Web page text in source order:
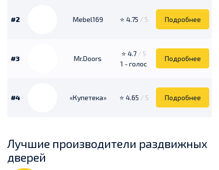
#2 Mebel169 ⭐ 4.75 / 5 Подробнее
#3 Mr.Doors
⭐ 4.7 / 5
1 - голос
Подробнее
#4 «Купетека» ⭐ 4.65 / 5 Подробнее
Лучшие производители раздвижных
дверей